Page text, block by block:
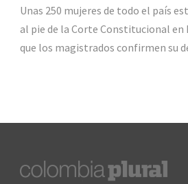
Unas 250 mujeres de todo el país
al pie de la Corte Constitucional en
que los magistrados confirmen su